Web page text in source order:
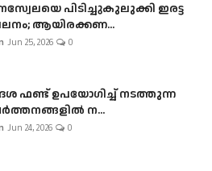
പിടിച്ചുകുലുക്കി ഇരട്ട
ആയിരക്കണ...
Jun 25, 2026 0
ഫണ്ട് ഉപയോഗിച്ച് നടത്തുന്ന
ന...
Jun 24, 2026 0